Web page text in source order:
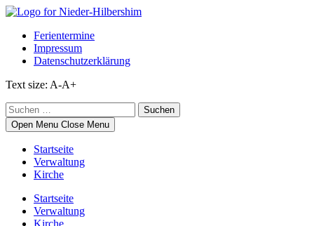
Skip
contentFerientermine
Impressum
Datenschutzerklärung
Text size: A-A+
Suchen
nach:
Open Menu Close Menu
Startseite
Verwaltung
Kirche
Startseite
Verwaltung
Kirche